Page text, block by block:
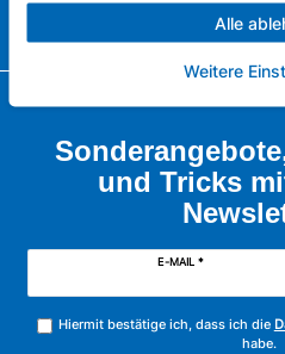
und Tricks
E-MAIL *
Hiermit bestätige ich, dass ich die
habe.
Alle
Weitere